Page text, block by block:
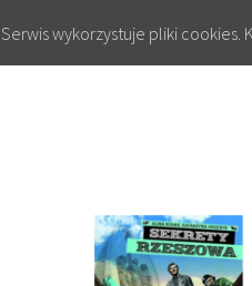
Serwis wykorzystuje pliki cookies.